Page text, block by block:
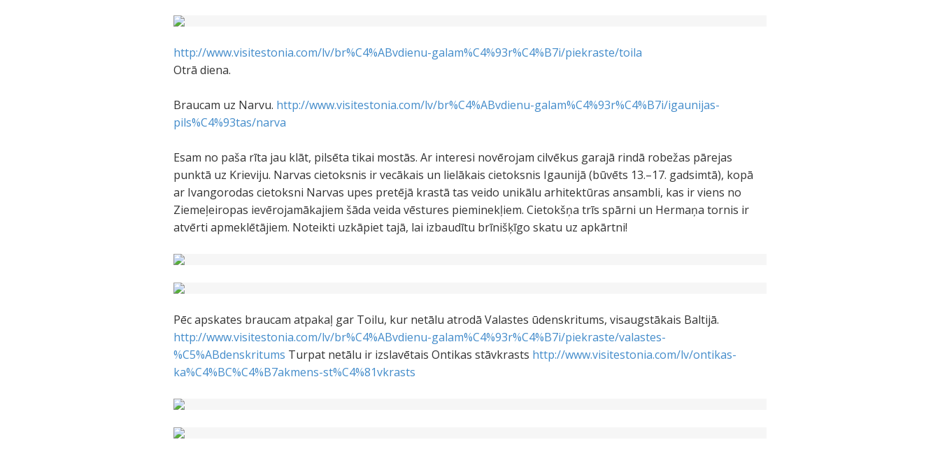
http://www.visitestonia.com/lv/br%C4%ABvdienu-galam%C4%93r%C4%B7i/piekraste/toila
Otrā diena.
Braucam uz Narvu. http://www.visitestonia.com/lv/br%C4%ABvdienu-galam%C4%93r%C4%B7i/igaunijas-
pils%C4%93tas/narva
Esam no paša rīta jau klāt, pilsēta tikai mostās. Ar interesi novērojam cilvēkus garajā rindā robežas pārejas
punktā uz Krieviju. Narvas cietoksnis ir vecākais un lielākais cietoksnis Igaunijā (būvēts 13.–17. gadsimtā), kopā
ar Ivangorodas cietoksni Narvas upes pretējā krastā tas veido unikālu arhitektūras ansambli, kas ir viens no
Ziemeļeiropas ievērojamākajiem šāda veida vēstures pieminekļiem. Cietokšņa trīs spārni un Hermaņa tornis ir
atvērti apmeklētājiem. Noteikti uzkāpiet tajā, lai izbaudītu brīnišķīgo skatu uz apkārtni!
Pēc apskates braucam atpakaļ gar Toilu, kur netālu atrodā Valastes ūdenskritums, visaugstākais Baltijā.
http://www.visitestonia.com/lv/br%C4%ABvdienu-galam%C4%93r%C4%B7i/piekraste/valastes-
%C5%ABdenskritums Turpat netālu ir izslavētais Ontikas stāvkrasts http://www.visitestonia.com/lv/ontikas-
ka%C4%BC%C4%B7akmens-st%C4%81vkrasts